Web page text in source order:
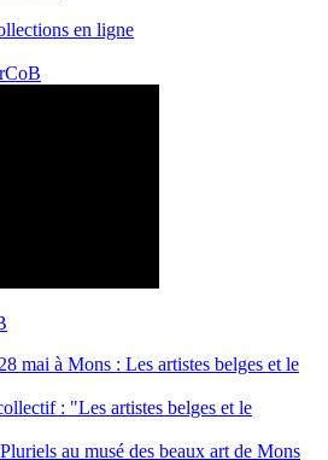
mai à Mons : Les artistes belges et le
: "Les artistes belges et le
au musé des beaux art de Mons